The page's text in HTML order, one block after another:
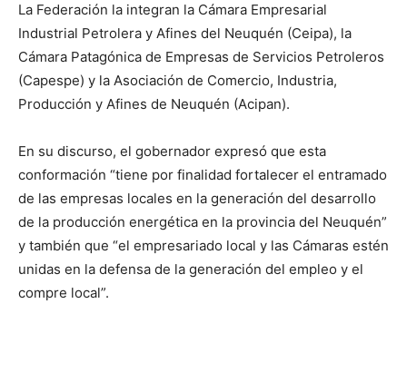
La Federación la integran la Cámara Empresarial
Industrial Petrolera y Afines del Neuquén (Ceipa), la
Cámara Patagónica de Empresas de Servicios Petroleros
(Capespe) y la Asociación de Comercio, Industria,
Producción y Afines de Neuquén (Acipan).
En su discurso, el gobernador expresó que esta
conformación “tiene por finalidad fortalecer el entramado
de las empresas locales en la generación del desarrollo
de la producción energética en la provincia del Neuquén”
y también que “el empresariado local y las Cámaras estén
unidas en la defensa de la generación del empleo y el
compre local”.